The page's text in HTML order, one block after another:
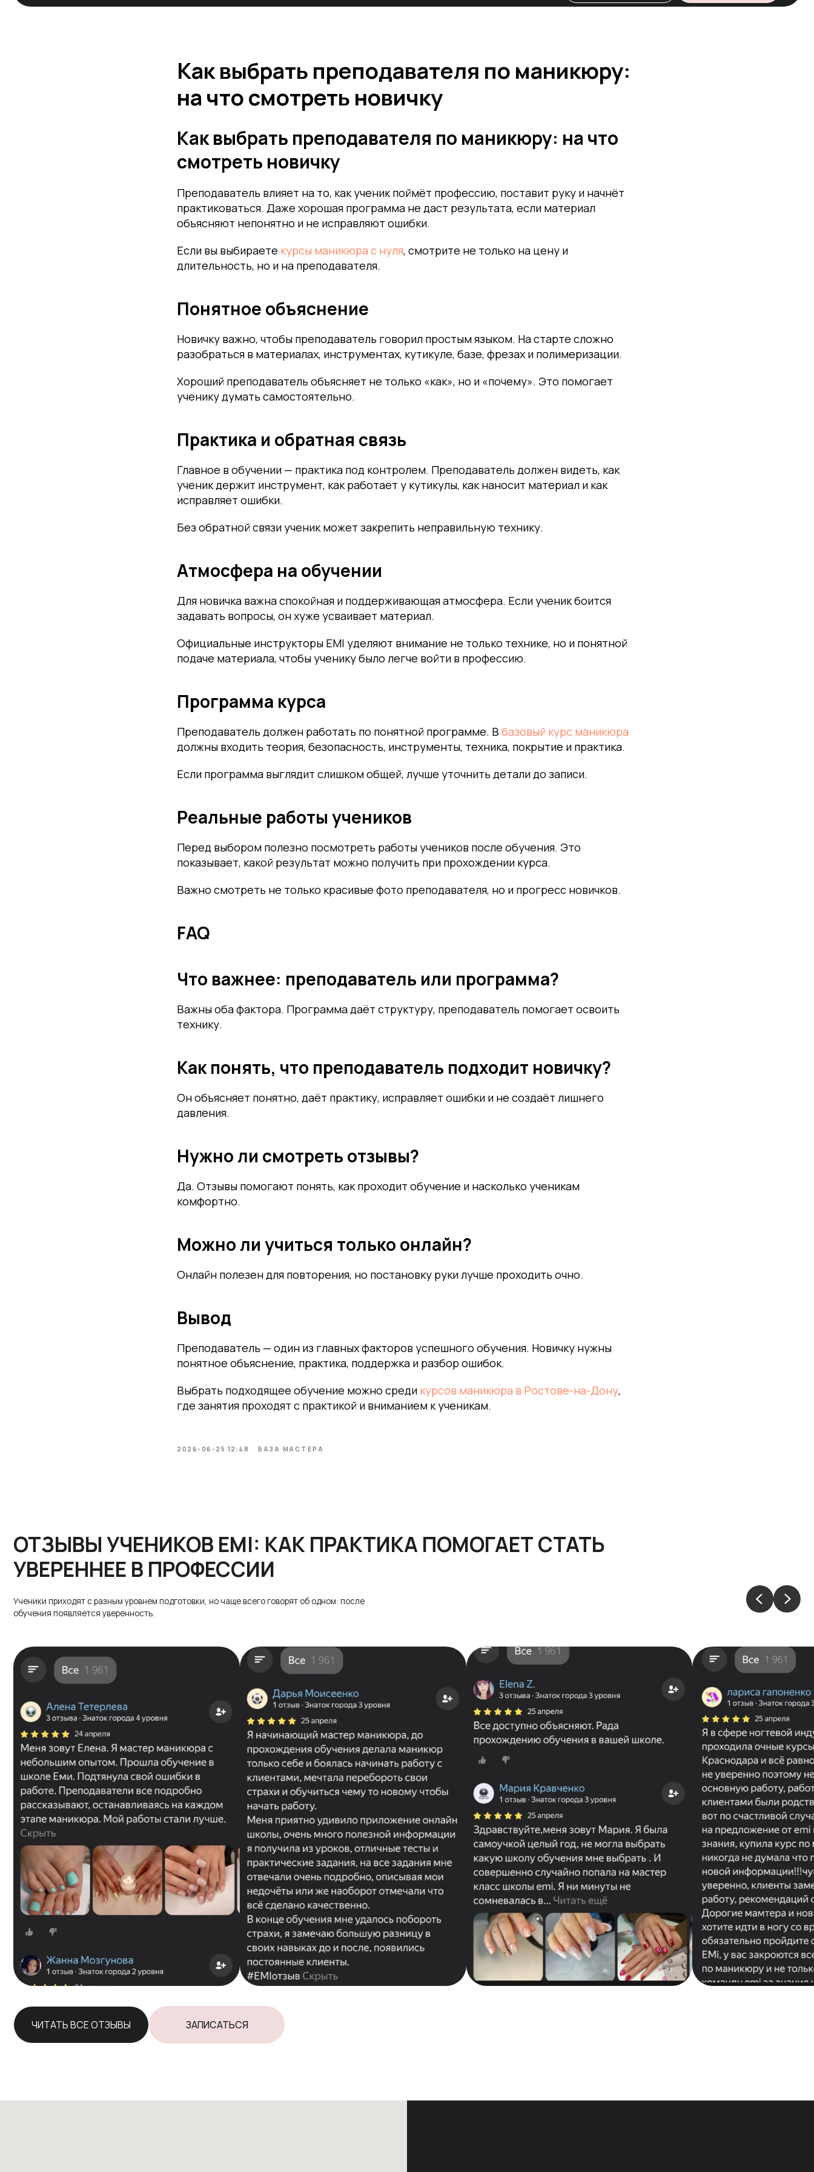
Как выбрать преподавателя по маникюру:
на что смотреть новичку
Как выбрать преподавателя по маникюру: на что
смотреть новичку
Преподаватель влияет на то, как ученик поймёт профессию, поставит руку и начнёт
практиковаться. Даже хорошая программа не даст результата, если материал
объясняют непонятно и не исправляют ошибки.
Если вы выбираете курсы маникюра с нуля, смотрите не только на цену и
длительность, но и на преподавателя.
Понятное объяснение
Новичку важно, чтобы преподаватель говорил простым языком. На старте сложно
разобраться в материалах, инструментах, кутикуле, базе, фрезах и полимеризации.
Хороший преподаватель объясняет не только «как», но и «почему». Это помогает
ученику думать самостоятельно.
Практика и обратная связь
Главное в обучении — практика под контролем. Преподаватель должен видеть, как
ученик держит инструмент, как работает у кутикулы, как наносит материал и как
исправляет ошибки.
Без обратной связи ученик может закрепить неправильную технику.
Атмосфера на обучении
Для новичка важна спокойная и поддерживающая атмосфера. Если ученик боится
задавать вопросы, он хуже усваивает материал.
Официальные инструкторы EMI уделяют внимание не только технике, но и понятной
подаче материала, чтобы ученику было легче войти в профессию.
Программа курса
Преподаватель должен работать по понятной программе. В базовый курс маникюра
должны входить теория, безопасность, инструменты, техника, покрытие и практика.
Если программа выглядит слишком общей, лучше уточнить детали до записи.
Реальные работы учеников
Перед выбором полезно посмотреть работы учеников после обучения. Это
показывает, какой результат можно получить при прохождении курса.
Важно смотреть не только красивые фото преподавателя, но и прогресс новичков.
FAQ
Что важнее: преподаватель или программа?
Важны оба фактора. Программа даёт структуру, преподаватель помогает освоить
технику.
Как понять, что преподаватель подходит новичку?
Он объясняет понятно, даёт практику, исправляет ошибки и не создаёт лишнего
давления.
Нужно ли смотреть отзывы?
Да. Отзывы помогают понять, как проходит обучение и насколько ученикам
комфортно.
Можно ли учиться только онлайн?
Онлайн полезен для повторения, но постановку руки лучше проходить очно.
Вывод
Преподаватель — один из главных факторов успешного обучения. Новичку нужны
понятное объяснение, практика, поддержка и разбор ошибок.
Выбрать подходящее обучение можно среди курсов маникюра в Ростове-на-Дону,
где занятия проходят с практикой и вниманием к ученикам.
2026-06-25 12:48 БАЗА МАСТЕРА
УВЕРЕННЕЕ В ПРОФЕССИИ
ЧИТАТЬ ВСЕ ОТЗЫВЫ ЗАПИСАТЬСЯ